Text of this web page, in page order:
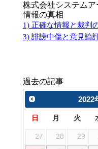
株式会社システム
情報の真相
1) 正確な情報と裁判
3) 誹謗中傷と意見論
過去の記事
2022
日 月 火
27 28 29